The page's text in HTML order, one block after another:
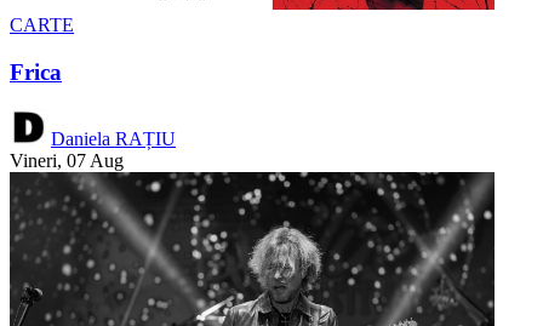
CARTE
Frica
Daniela RAȚIU
Vineri, 07 Aug